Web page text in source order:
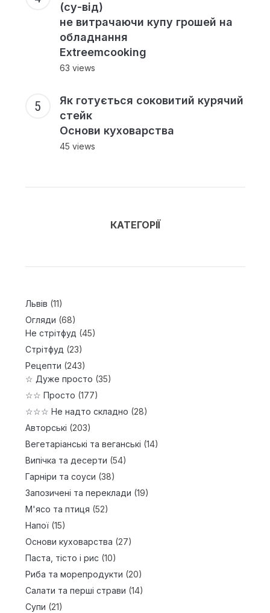
(су-від)
не витрачаючи купу грошей на
обладнання
Extreemcooking
63 views
Як готується соковитий курячий
стейк
Основи куховарства
45 views
КАТЕГОРІЇ
Львів (11)
Огляди (68)
Не стрітфуд (45)
Стрітфуд (23)
Рецепти (243)
☆ Дуже просто (35)
☆☆ Просто (177)
☆☆☆ Не надто складно (28)
Авторські (203)
Вегетаріанські та веганські (14)
Випічка та десерти (54)
Гарніри та соуси (38)
Запозичені та переклади (19)
М'ясо та птиця (52)
Напої(15)
Основи куховарства (27)
Паста, тісто і рис (10)
Риба та морепродукти (20)
Салати та перші страви (14)
Супи (21)